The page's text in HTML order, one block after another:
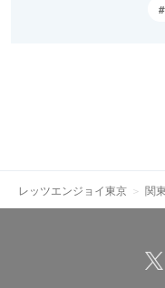
レッツエンジョイ東京 関